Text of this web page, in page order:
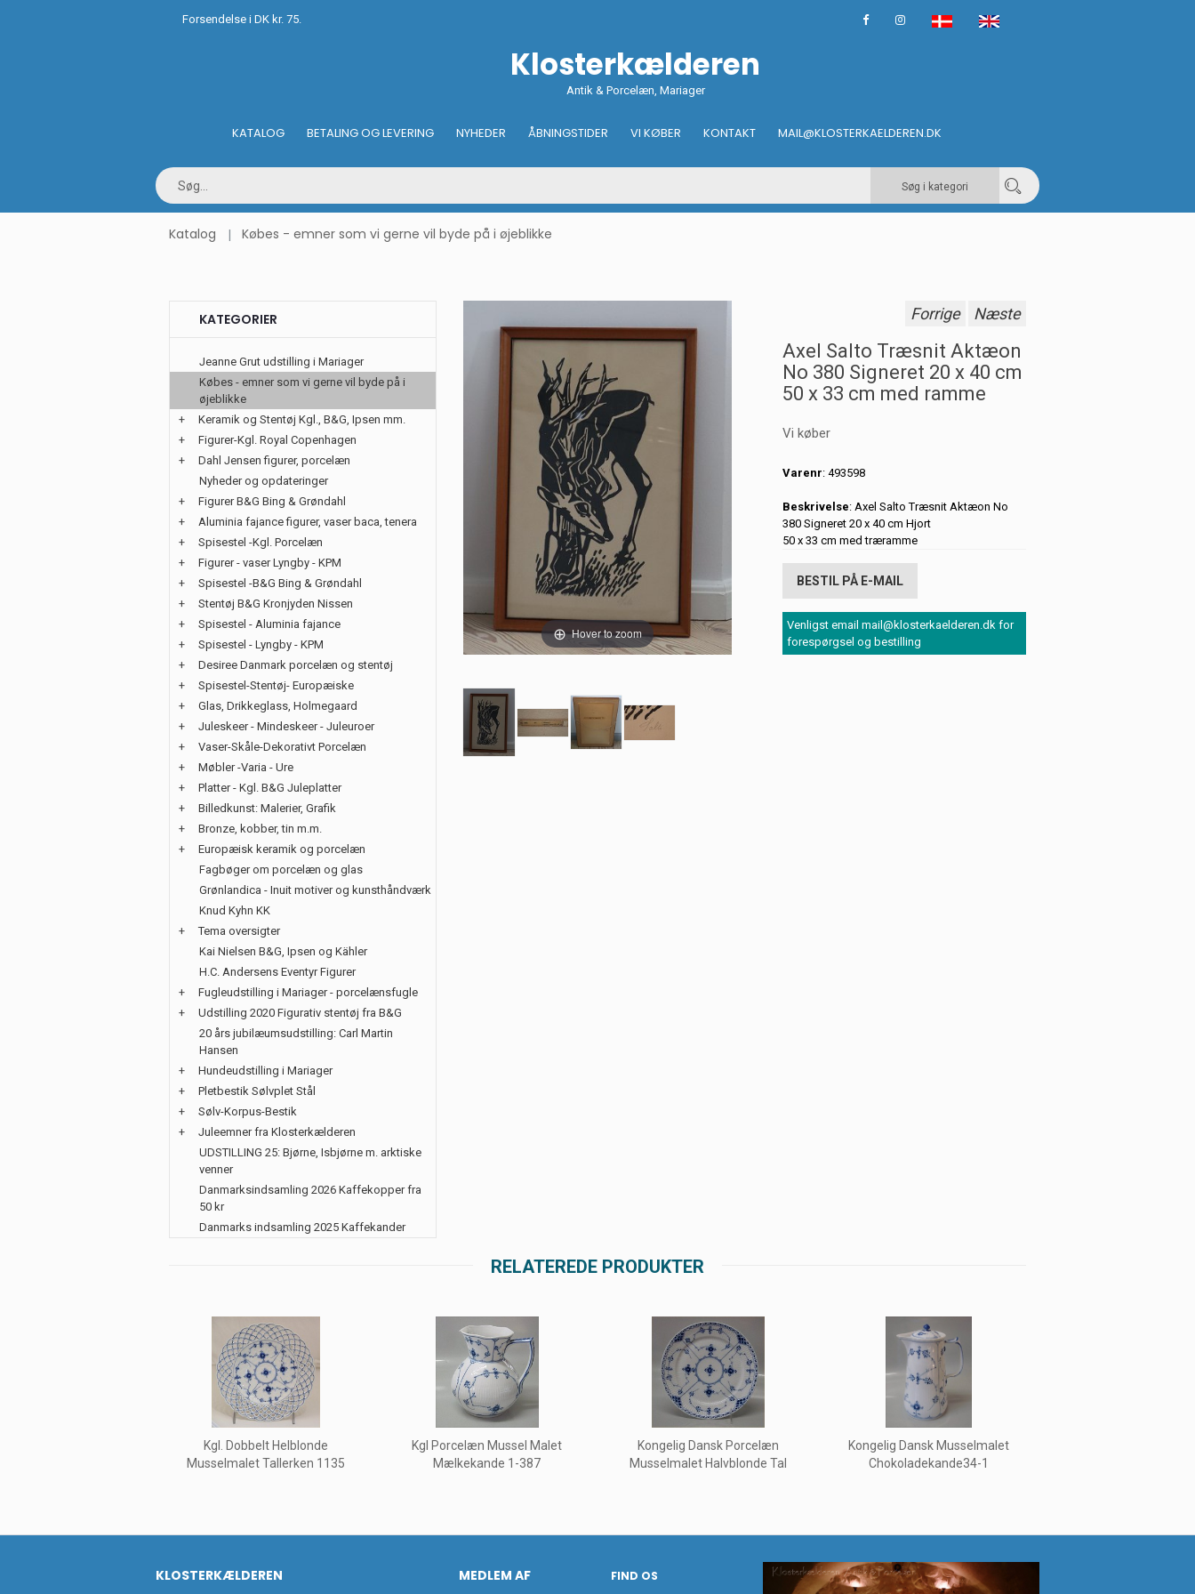
Forsendelse i DK kr. 75.
Klosterkælderen
Antik & Porcelæn, Mariager
KATALOG BETALING OG LEVERING NYHEDER ÅBNINGSTIDER VI KØBER KONTAKT MAIL@KLOSTERKAELDEREN.DK
Søg i kategori
Katalog Købes - emner som vi gerne vil byde på i øjeblikke
KATEGORIER
Jeanne Grut udstilling i Mariager
Købes - emner som vi gerne vil byde på i
øjeblikke
+
Keramik og Stentøj Kgl., B&G, Ipsen mm.
+
Figurer-Kgl. Royal Copenhagen
+
Dahl Jensen figurer, porcelæn
Nyheder og opdateringer
+
Figurer B&G Bing & Grøndahl
+
Aluminia fajance figurer, vaser baca, tenera
+
Spisestel -Kgl. Porcelæn
+
Figurer - vaser Lyngby - KPM
+
Spisestel -B&G Bing & Grøndahl
+
Stentøj B&G Kronjyden Nissen
+
Spisestel - Aluminia fajance
+
Spisestel - Lyngby - KPM
+
Desiree Danmark porcelæn og stentøj
+
Spisestel-Stentøj- Europæiske
+
Glas, Drikkeglass, Holmegaard
+
Juleskeer - Mindeskeer - Juleuroer
+
Vaser-Skåle-Dekorativt Porcelæn
+
Møbler -Varia - Ure
+
Platter - Kgl. B&G Juleplatter
+
Billedkunst: Malerier, Grafik
+
Bronze, kobber, tin m.m.
+
Europæisk keramik og porcelæn
Fagbøger om porcelæn og glas
Grønlandica - Inuit motiver og kunsthåndværk
Knud Kyhn KK
+
Tema oversigter
Kai Nielsen B&G, Ipsen og Kähler
H.C. Andersens Eventyr Figurer
+
Fugleudstilling i Mariager - porcelænsfugle
+
Udstilling 2020 Figurativ stentøj fra B&G
20 års jubilæumsudstilling: Carl Martin
Hansen
+
Hundeudstilling i Mariager
+
Pletbestik Sølvplet Stål
+
Sølv-Korpus-Bestik
+
Juleemner fra Klosterkælderen
UDSTILLING 25: Bjørne, Isbjørne m. arktiske
venner
Danmarksindsamling 2026 Kaffekopper fra
50 kr
Danmarks indsamling 2025 Kaffekander
Hover to zoom
Forrige Næste
Axel Salto Træsnit Aktæon
No 380 Signeret 20 x 40 cm
50 x 33 cm med ramme
Vi køber
Varenr: 493598
Beskrivelse: Axel Salto Træsnit Aktæon No
380 Signeret 20 x 40 cm Hjort
50 x 33 cm med træramme
BESTIL PÅ E-MAIL
Venligst email mail@klosterkaelderen.dk for
forespørgsel og bestilling
RELATEREDE PRODUKTER
Kgl. Dobbelt Helblonde
Musselmalet Tallerken 1135
Kgl Porcelæn Mussel Malet
Mælkekande 1-387
Kongelig Dansk Porcelæn
Musselmalet Halvblonde Tal
Kongelig Dansk Musselmalet
Chokoladekande34-1
KLOSTERKÆLDEREN
MEDLEM AF FIND OS